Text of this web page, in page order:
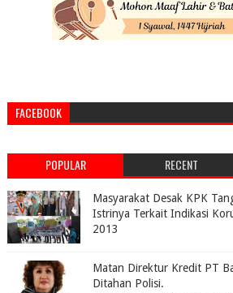
FACEBOOK
POPULAR RECENT
Masyarakat Desak KPK
Istrinya Terkait Indikasi
2013
Matan Direktur Kredit PT
Ditahan Polisi.